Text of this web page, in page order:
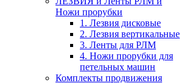
Ножи прорубки
1. Лезвия дисковые
2. Лезвия вертикальные
3. Ленты для РЛМ
4. Ножи прорубки для
петельных машин
Комплекты продвижения